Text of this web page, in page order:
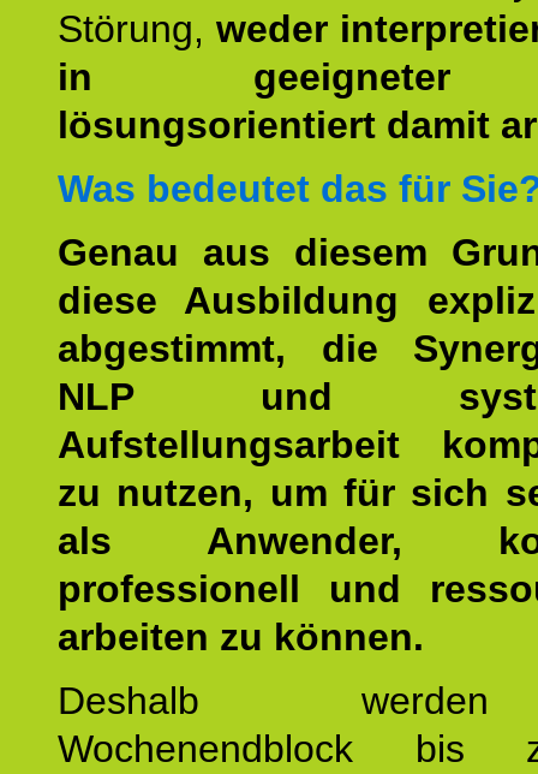
Störung, weder
in geeigneter
lösungsorientiert damit
Was bedeutet das für
Genau aus diesem
diese Ausbildung
abgestimmt, die
NLP und
Aufstellungsarbeit
zu nutzen, um für sich
als Anwender,
professionell und
arbeiten zu können.
Deshalb
Wochenendblock bis